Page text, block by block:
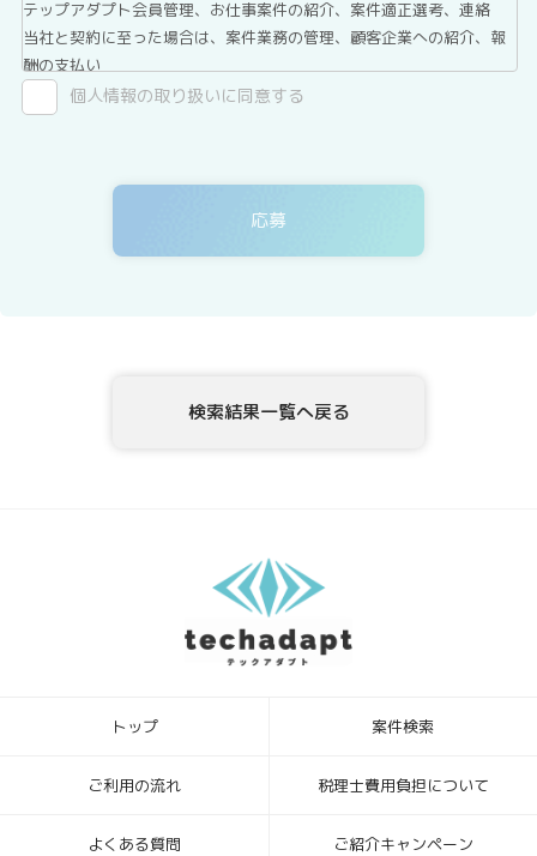
テップアダプト会員管理、お仕事案件の紹介、案件適正選考、連絡
当社と契約に至った場合は、案件業務の管理、顧客企業への紹介、報
酬の支払い
2．第三者提供について
テックアダプト会員登録者情報は、法令に基づく場合、委託する場合
ィングサービス事業者等に委託する場合がありますが、委託先につい
ては、当社が運用する個人情報保護マネジメントシステムにより管理
者提供記録の開示を、当社に申し出ることができます。ご請求方法
テックアダプト会員登録者様が、当社に個人情報を提供されるかどう
かは、任意によるものです。ただし、必要な情報をご提供いただけな
い場合、上記1.の利用目的の達成に支障がでる場合があります。
6．本Webサイトへアクセスしたことを契機として機械的に取得される
[お問合せ・苦情相談窓口]
〒104-0032 東京都中央区八丁堀4丁目1番3号 宝町TATUMIビル 2F
TEL ： 03-6683-8664 FAX ： 03-6683-8665
個人情報の取り扱いに同意する
検索結果一覧へ戻る
トップ 案件検索
ご利用の流れ 税理士費用負担について
よくある質問 ご紹介キャンペーン